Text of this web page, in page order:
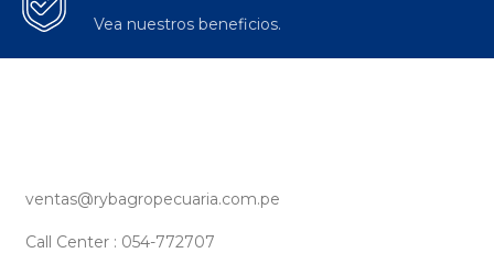
Vea nuestros beneficios.
ventas@rybagropecuaria.com.pe
Call Center : 054-772707